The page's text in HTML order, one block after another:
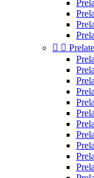
 